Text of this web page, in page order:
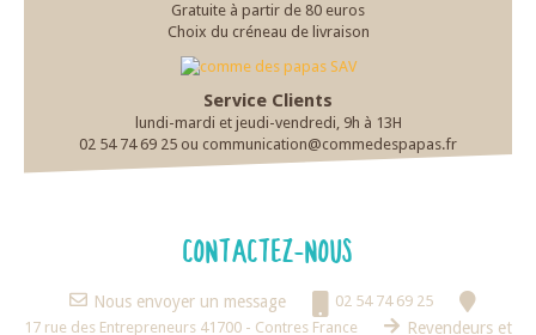
Gratuite à partir de 80 euros
Choix du créneau de livraison
Service Clients
lundi-mardi et jeudi-vendredi, 9h à 13H
02 54 74 69 25 ou communication@commedespapas.fr
CONTACTEZ-NOUS
Nous envoyer un message
02 54 74 69 25
17 rue des Entrepreneurs 41700 - Contres France
Revendeurs et